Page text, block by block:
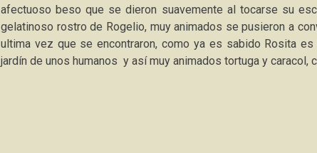
afectuoso beso que se dieron suavemente al tocarse su
gelatinoso rostro de Rogelio, muy animados se pusieron a
ultima vez que se encontraron, como ya es sabido Rosita
jardín de unos humanos y así muy animados tortuga y caracol,